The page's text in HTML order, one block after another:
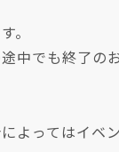
。
中でも終了の
よってはイベ